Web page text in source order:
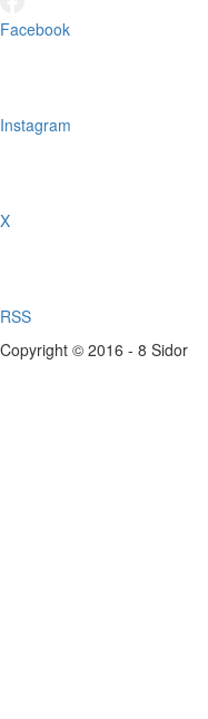
Facebook
Instagram
X
RSS
Copyright © 2016 - 8 Sidor